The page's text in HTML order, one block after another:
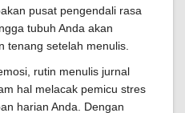
pusat pengendali rasa
tubuh Anda akan
tenang setelah menulis.
rutin menulis jurnal
hal melacak pemicu stres
harian Anda. Dengan